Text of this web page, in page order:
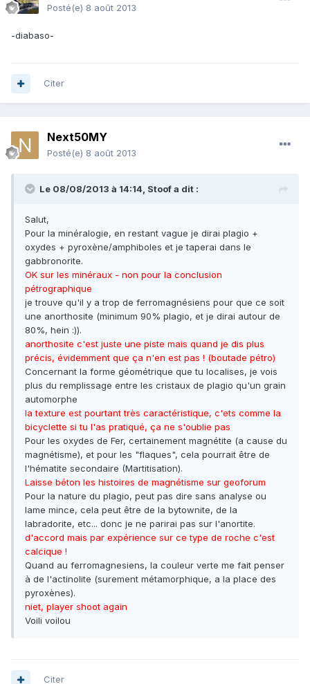
Posté(e) 8 août 2013
-diabaso-
Citer
Next50MY
Posté(e) 8 août 2013
Le 08/08/2013 à 14:14, Stoof a dit :
Salut,
Pour la minéralogie, en restant vague je dirai plagio +
oxydes + pyroxène/amphiboles et je taperai dans le
gabbronorite.
OK sur les minéraux - non pour la conclusion
pétrographique
je trouve qu'il y a trop de ferromagnésiens pour que ce soit
une anorthosite (minimum 90% plagio, et je dirai autour de
80%, hein :)).
anorthosite c'est juste une piste mais quand je dis plus
précis, évidemment que ça n'en est pas ! (boutade pétro)
Concernant la forme géométrique que tu localises, je vois
plus du remplissage entre les cristaux de plagio qu'un grain
automorphe
la texture est pourtant très caractéristique, c'ets comme la
bicyclette si tu l'as pratiqué, ça ne s'oublie pas
Pour les oxydes de Fer, certainement magnétite (a cause du
magnétisme), et pour les "flaques", cela pourrait être de
l'hématite secondaire (Martitisation).
Laisse béton les histoires de magnétisme sur geoforum
Pour la nature du plagio, peut pas dire sans analyse ou
lame mince, cela peut être de la bytownite, de la
labradorite, etc... donc je ne parirai pas sur l'anortite.
d'accord mais par expérience sur ce type de roche c'est
calcique !
Quand au ferromagnesiens, la couleur verte me fait penser
à de l'actinolite (surement métamorphique, a la place des
pyroxènes).
niet, player shoot again
Voili voilou
Citer